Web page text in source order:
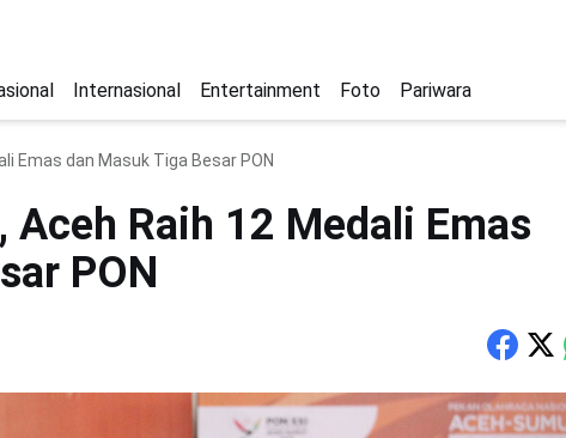
Internasional Entertainment Foto Pariwara
Emas dan Masuk Tiga Besar PON
Aceh Raih 12 Medali Emas
PON